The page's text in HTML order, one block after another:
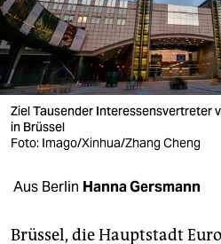
wahrheit
verlag
verlag
veranstaltungen
unterstützen
Ziel Tausender Interessensvertreter
in Brüssel
Foto: Imago/Xinhua/Zhang Cheng
Aus Berlin Hanna Gersmann
Brüssel, die Hauptstadt